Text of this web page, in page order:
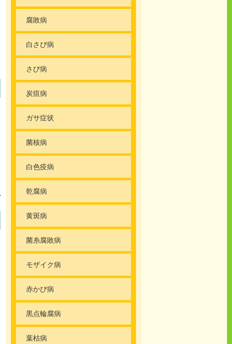
腐敗病
白さび病
さび病
炭疽病
ガサ症状
菌核病
白色疫病
乾腐病
黄斑病
菌糸腐敗病
モザイク病
赤かび病
黒点輪腐病
葉枯病